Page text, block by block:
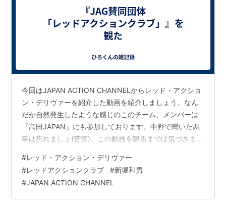
今回はJAPAN ACTION CHANNELからレッド・アクショ
ン・デリヴァーを紹介した動画を紹介しましょう。なん
だか自然発生したような感じのこのチーム、メンバーは
『高田JAPAN』にも参加しております。中野で聞いた悪
事は忘れましょ(苦笑)。この動画を観るまでは気づきませ
るかと言えば私の父方の祖母(「ひよっこ」の奥茨城村の
モデルとなった旧里美村出身)と私の母方の祖父(霞ヶ浦の
北岸にある茨城空港の近くの出身)がこんな感じの言葉を
使っているからです。ついでに書くと私のルーツは茨城
#レッド・アクション・デリヴァー
#レッドアクションクラブ #新堀和男
#JAPAN ACTION CHANNEL